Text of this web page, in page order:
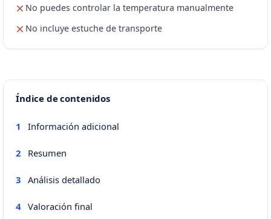
No puedes controlar la temperatura manualmente
No incluye estuche de transporte
Índice de contenidos
1 Información adicional
2 Resumen
3 Análisis detallado
4 Valoración final